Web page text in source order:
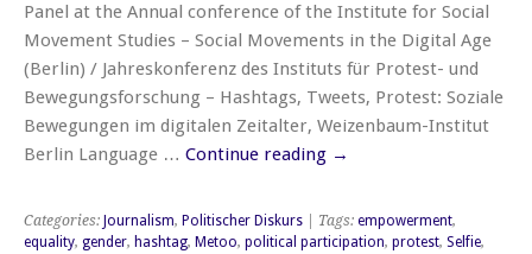
Panel at the Annual conference of the Institute for Social
Movement Studies – Social Movements in the Digital Age
(Berlin) / Jahreskonferenz des Instituts für Protest- und
Bewegungsforschung – Hashtags, Tweets, Protest: Soziale
Bewegungen im digitalen Zeitalter, Weizenbaum-Institut
Berlin Language … Continue reading →
Categories: Journalism, Politischer Diskurs | Tags: empowerment,
equality, gender, hashtag, Metoo, political participation, protest, Selfie,